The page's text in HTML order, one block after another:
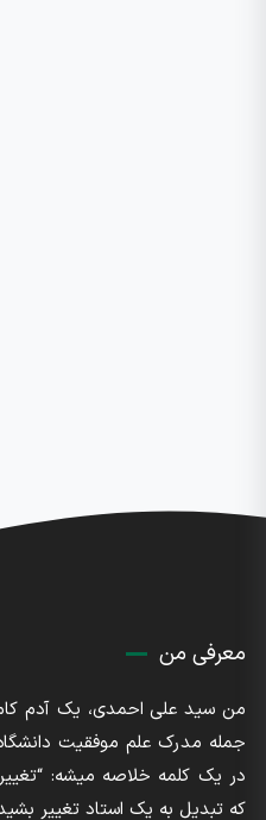
معرفی من
من سید علی احمدی، یک آدم
جمله مدرک علم موفقیت
در یک کلمه خلاصه میشه:
که تبدیل به یک استاد تغییر